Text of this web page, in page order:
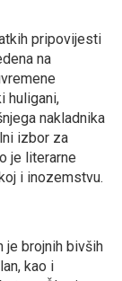
pripovijesti
na
huligani,
nakladnika
izbor za
je literarne
i inozemstvu.
je brojnih bivših
kao i